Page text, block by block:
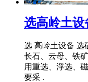
选高岭土设
选 高岭土设备 选
长石、云母、铁
用重选、浮选、
要采 .